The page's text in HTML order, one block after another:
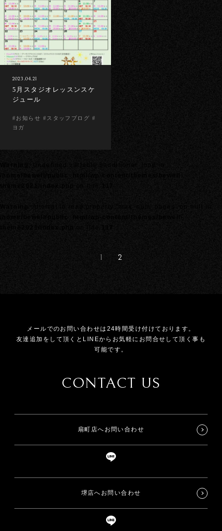
2023.04.21
5月スタジオレッスンスケ
ジュール
#お知らせ #スタッフブログ #
ヨガ
1 2
メールでのお問い合わせは24時間受け付けております。
友達追加をして頂くとLINEからお気軽にお問合せして頂く事も
可能です。
CONTACT US
扇町店へお問い合わせ
堺店へお問い合わせ